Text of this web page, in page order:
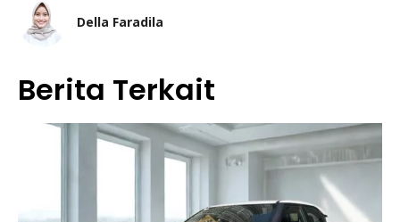
Della Faradila
Berita Terkait